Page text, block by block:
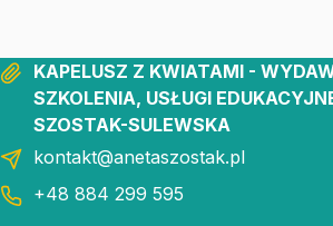
KAPELUSZ Z KWIATAMI -
SZKOLENIA, USŁUGI
SZOSTAK-SULEWSKA
kontakt@anetaszostak.pl
+48 884 299 595